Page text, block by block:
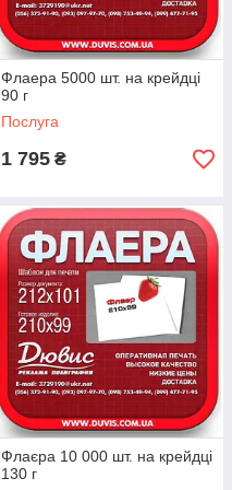
Флаера 5000 шт. на крейдці
90 г
Послуга
1 795 ₴
Флаєра 10 000 шт. на крейдці
130 г